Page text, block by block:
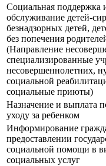
Социальная поддержка
обслуживание детей-
безнадзорных детей,
без попечения
(Направление
специализированные
несовершеннолетних,
социальной
социальные приюты)
Назначение и выплата
уходу за ребенком
Информирование
предоставлении
социальной помощи в
социальных услуг